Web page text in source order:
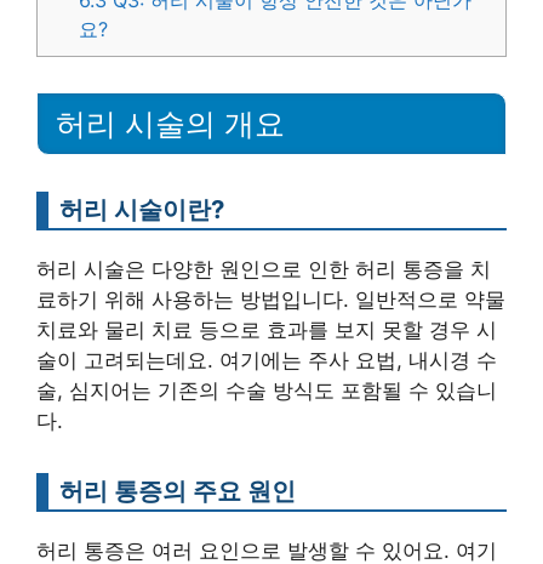
요?
허리 시술의 개요
허리 시술이란?
허리 시술은 다양한 원인으로 인한 허리 통증을 치
료하기 위해 사용하는 방법입니다. 일반적으로 약물
치료와 물리 치료 등으로 효과를 보지 못할 경우 시
술이 고려되는데요. 여기에는 주사 요법, 내시경 수
술, 심지어는 기존의 수술 방식도 포함될 수 있습니
다.
허리 통증의 주요 원인
허리 통증은 여러 요인으로 발생할 수 있어요. 여기